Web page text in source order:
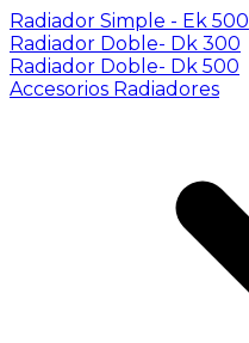
Radiador Simple - Ek 500
Radiador Doble- Dk 300
Radiador Doble- Dk 500
Accesorios Radiadores